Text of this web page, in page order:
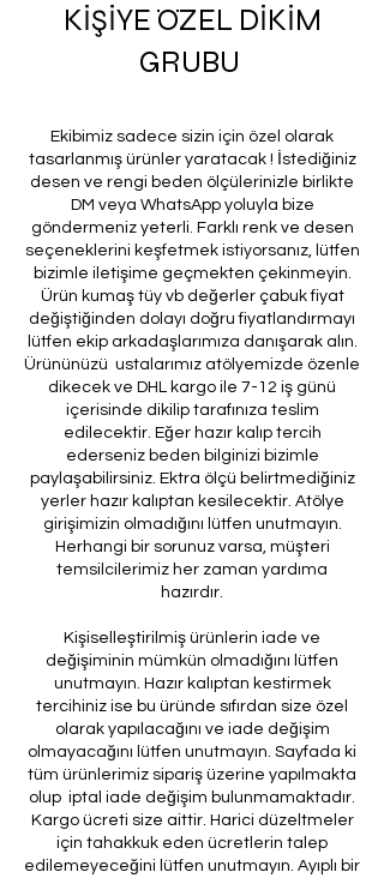
KİŞİYE ÖZEL DİKİM
GRUBU
Ekibimiz sadece sizin için özel olarak
tasarlanmış ürünler yaratacak ! İstediğiniz
desen ve rengi beden ölçülerinizle birlikte
DM veya WhatsApp yoluyla bize
göndermeniz yeterli. Farklı renk ve desen
seçeneklerini keşfetmek istiyorsanız, lütfen
bizimle iletişime geçmekten çekinmeyin.
Ürün kumaş tüy vb değerler çabuk fiyat
değiştiğinden dolayı doğru fiyatlandırmayı
lütfen ekip arkadaşlarımıza danışarak alın.
Ürününüzü ustalarımız atölyemizde özenle
dikecek ve DHL kargo ile 7-12 iş günü
içerisinde dikilip tarafınıza teslim
edilecektir. Eğer hazır kalıp tercih
ederseniz beden bilginizi bizimle
paylaşabilirsiniz. Ektra ölçü belirtmediğiniz
yerler hazır kalıptan kesilecektir. Atölye
girişimizin olmadığını lütfen unutmayın.
Herhangi bir sorunuz varsa, müşteri
temsilcilerimiz her zaman yardıma
hazırdır.
Kişiselleştirilmiş ürünlerin iade ve
değişiminin mümkün olmadığını lütfen
unutmayın. Hazır kalıptan kestirmek
tercihiniz ise bu üründe sıfırdan size özel
olarak yapılacağını ve iade değişim
olmayacağını lütfen unutmayın. Sayfada ki
tüm ürünlerimiz sipariş üzerine yapılmakta
olup iptal iade değişim bulunmamaktadır.
Kargo ücreti size aittir. Harici düzeltmeler
için tahakkuk eden ücretlerin talep
edilemeyeceğini lütfen unutmayın. Ayıplı bir